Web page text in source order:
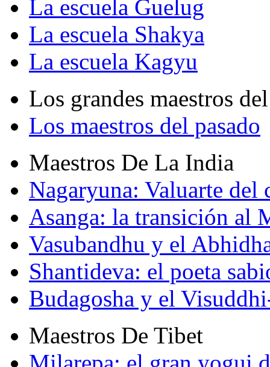
La escuela Guelug
La escuela Shakya
La escuela Kagyu
Los grandes maestros
Los maestros del pasado
Maestros De La India
Nagaryuna: Valuarte del
Asanga: la transición al
Vasubandhu y el
Shantideva: el poeta
Budagosha y el
Maestros De Tibet